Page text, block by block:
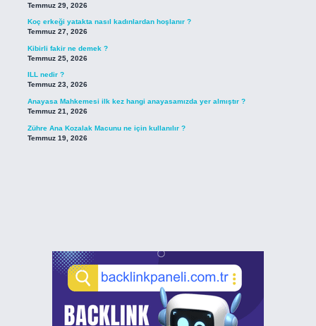
Temmuz 29, 2026
Koç erkeği yatakta nasıl kadınlardan hoşlanır ?
Temmuz 27, 2026
Kibirli fakir ne demek ?
Temmuz 25, 2026
ILL nedir ?
Temmuz 23, 2026
Anayasa Mahkemesi ilk kez hangi anayasamızda yer almıştır ?
Temmuz 21, 2026
Zühre Ana Kozalak Macunu ne için kullanılır ?
Temmuz 19, 2026